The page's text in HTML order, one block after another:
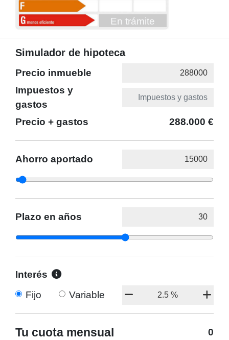
En trámite
Simulador de hipoteca
Precio inmueble
Impuestos y
gastos
Precio + gastos
288.000 €
Ahorro aportado
Plazo en años
Interés
Fijo
Variable
Tu cuota mensual 0